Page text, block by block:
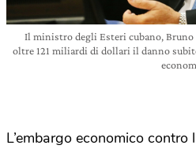
Il ministro degli Esteri cubano,
oltre 121 miliardi di dollari il danno
L’embargo economico contro